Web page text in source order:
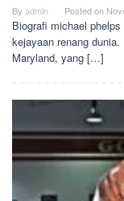
By admin Posted on
Biografi michael
kejayaan renang
Maryland, yang […]